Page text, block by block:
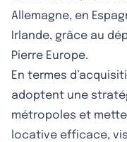
Allemagne, en
Irlande, grâce au
Pierre Europe.
En termes
adoptent une
métropoles et
locative efficace,